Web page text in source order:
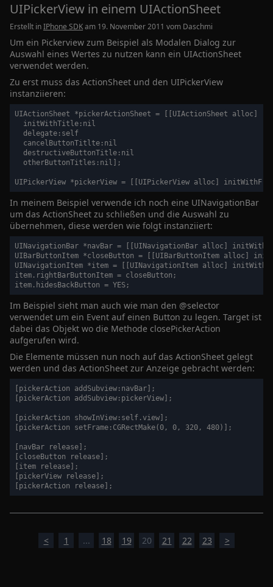
UIPickerView in einem UIActionSheet
Erstellt inIPhone SDKam 19. November 2011 vom Daschmi
Um ein Pickerview zum Beispiel als Modalen Dialog zur
Auswahl eines Wertes zu nutzen kann ein UIActionSheet
verwendet werden.
Zu erst muss das ActionSheet und den UIPickerView
instanziieren:
UIActionSheet *pickerActionSheet = [[UIActionSheet alloc]
  initWithTitle:nil
  delegate:self
  cancelButtonTitlte:nil
  destructiveButtonTitle:nil
  otherButtonTitles:nil];
In meinem Beispiel verwende ich noch eine UINavigationBar
um das ActionSheet zu schließen und die Auswahl zu
übernehmen, diese werden wie folgt instanziiert:
UINavigationBar *navBar = [[UINavigationBar alloc]
UIBarButtonItem *closeButton = [[UIBarButtonItem alloc]
UINavigationItem *item = [[UINavigationItem alloc]
item.rightBarButtonItem = closeButton;
Im Beispiel sieht man auch wie man den @selector
verwendet um ein Event auf einen Button zu legen. Target ist
dabei das Objekt wo die Methode closePickerAction
aufgerufen wird.
Die Elemente müssen nun noch auf das ActionSheet gelegt
werden und das ActionSheet zur Anzeige gebracht werden:
[pickerAction addSubview:navBar];
[pickerAction addSubview:pickerView];
[pickerAction showInView:self.view];
[pickerAction setFrame:CGRectMake(0, 0, 320, 480)];
[navBar release];
[closeButton release];
[item release];
[pickerView release];
< 1 ... 18 19 20 21 22 23 >